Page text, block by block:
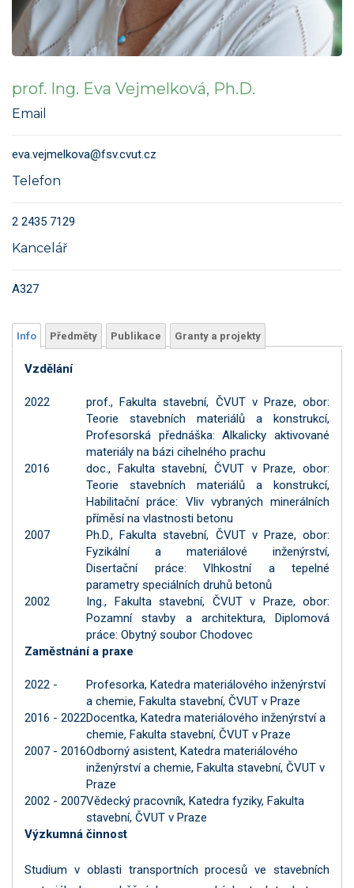
prof. Ing. Eva Vejmelková, Ph.D.
Email
eva.vejmelkova@fsv.cvut.cz
Telefon
2 2435 7129
Kancelář
A327
Info Předměty Publikace Granty a projekty
Vzdělání
2022
prof., Fakulta stavební, ČVUT v Praze, obor:
Teorie stavebních materiálů a konstrukcí,
Profesorská přednáška: Alkalicky aktivované
materiály na bázi cihelného prachu
2016
doc., Fakulta stavební, ČVUT v Praze, obor:
Teorie stavebních materiálů a konstrukcí,
Habilitační práce: Vliv vybraných minerálních
příměsí na vlastnosti betonu
2007
Ph.D., Fakulta stavební, ČVUT v Praze, obor:
Fyzikální a materiálové inženýrství,
Disertační práce: Vlhkostní a tepelné
parametry speciálních druhů betonů
2002
Ing., Fakulta stavební, ČVUT v Praze, obor:
Pozamní stavby a architektura, Diplomová
práce: Obytný soubor Chodovec
Zaměstnání a praxe
2022 -
Profesorka, Katedra materiálového inženýrství
a chemie, Fakulta stavební, ČVUT v Praze
2016 - 2022Docentka, Katedra materiálového inženýrství a
chemie, Fakulta stavební, ČVUT v Praze
2007 - 2016Odborný asistent, Katedra materiálového
inženýrství a chemie, Fakulta stavební, ČVUT v
Praze
2002 - 2007Vědecký pracovník, Katedra fyziky, Fakulta
stavební, ČVUT v Praze
Výzkumná činnost
Studium v oblasti transportních procesů ve stavebních